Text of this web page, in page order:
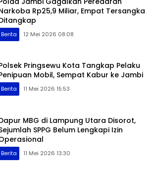
Rp25,9 Miliar, Empat Tersangka
Berita 12 Mei 2026 08:08
Pringsewu Kota Tangkap Pelaku
Mobil, Sempat Kabur ke Jambi
Berita 11 Mei 2026 15:53
MBG di Lampung Utara Disorot,
SPPG Belum Lengkapi Izin
Berita 11 Mei 2026 13:30